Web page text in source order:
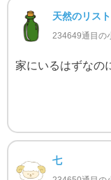
天然のリス
234649通目の
家にいるはずなの
七